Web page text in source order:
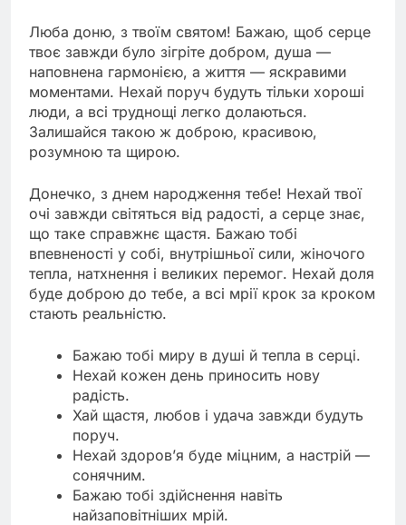
Люба доню, з твоїм святом! Бажаю, щоб серце
твоє завжди було зігріте добром, душа —
наповнена гармонією, а життя — яскравими
моментами. Нехай поруч будуть тільки хороші
люди, а всі труднощі легко долаються.
Залишайся такою ж доброю, красивою,
розумною та щирою.
Донечко, з днем народження тебе! Нехай твої
очі завжди світяться від радості, а серце знає,
що таке справжнє щастя. Бажаю тобі
впевненості у собі, внутрішньої сили, жіночого
тепла, натхнення і великих перемог. Нехай доля
буде доброю до тебе, а всі мрії крок за кроком
стають реальністю.
Бажаю тобі миру в душі й тепла в серці.
Нехай кожен день приносить нову
радість.
Хай щастя, любов і удача завжди будуть
поруч.
Нехай здоров’я буде міцним, а настрій —
сонячним.
Бажаю тобі здійснення навіть
найзаповітніших мрій.